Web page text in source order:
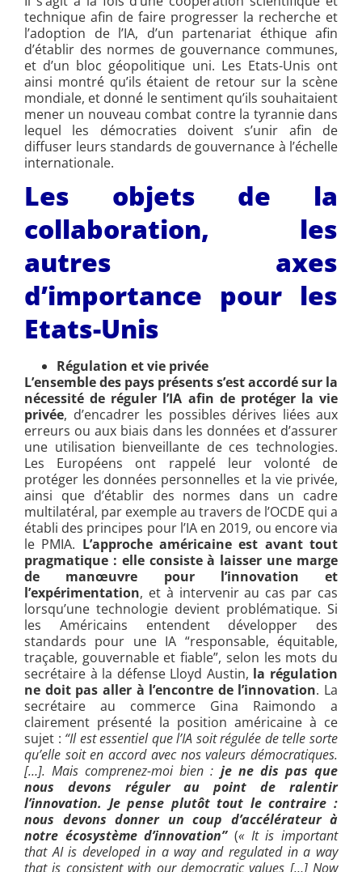
technique afin de faire progresser la recherche et
l’adoption de l’IA, d’un partenariat éthique afin
d’établir des normes de gouvernance communes,
et d’un bloc géopolitique uni. Les Etats-Unis ont
ainsi montré qu’ils étaient de retour sur la scène
mondiale, et donné le sentiment qu’ils souhaitaient
mener un nouveau combat contre la tyrannie dans
lequel les démocraties doivent s’unir afin de
diffuser leurs standards de gouvernance à l’échelle
internationale.
Les objets de la
collaboration, les
autres axes
d’importance pour les
Etats-Unis
Régulation et vie privée
L’ensemble des pays présents s’est accordé sur la
nécessité de réguler l’IA afin de protéger la vie
privée, d’encadrer les possibles dérives liées aux
erreurs ou aux biais dans les données et d’assurer
une utilisation bienveillante de ces technologies.
Les Européens ont rappelé leur volonté de
protéger les données personnelles et la vie privée,
ainsi que d’établir des normes dans un cadre
multilatéral, par exemple au travers de l’OCDE qui a
établi des principes pour l’IA en 2019, ou encore via
le PMIA. L’approche américaine est avant tout
pragmatique : elle consiste à laisser une marge
de manœuvre pour l’innovation et
l’expérimentation, et à intervenir au cas par cas
lorsqu’une technologie devient problématique. Si
les Américains entendent développer des
standards pour une IA “responsable, équitable,
traçable, gouvernable et fiable”, selon les mots du
secrétaire à la défense Lloyd Austin, la régulation
ne doit pas aller à l’encontre de l’innovation. La
secrétaire au commerce Gina Raimondo a
clairement présenté la position américaine à ce
sujet : “Il est essentiel que l’IA soit régulée de telle sorte
qu’elle soit en accord avec nos valeurs démocratiques.
[…]. Mais comprenez-moi bien : je ne dis pas que
nous devons réguler au point de ralentir
l’innovation. Je pense plutôt tout le contraire :
nous devons donner un coup d’accélérateur à
notre écosystème d’innovation” (« It is important
that AI is developed in a way and regulated in a way
that is consistent with our democratic values […] Now